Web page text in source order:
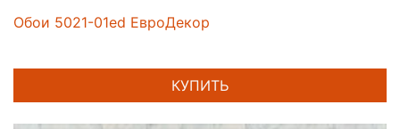
Обои 5021-01ed ЕвроДекор
КУПИТЬ